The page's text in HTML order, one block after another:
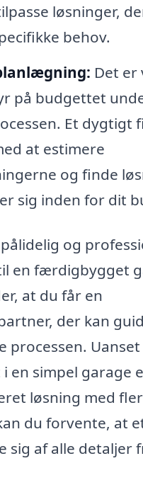
løsninger,
behov.
Det
på budgettet
Et dygtigt
at estimere
og finde
sig inden for dit
og
en færdigbygget
at du får en
der kan
processen.
en simpel garage
løsning med
du forvente, at
sig af alle detaljer